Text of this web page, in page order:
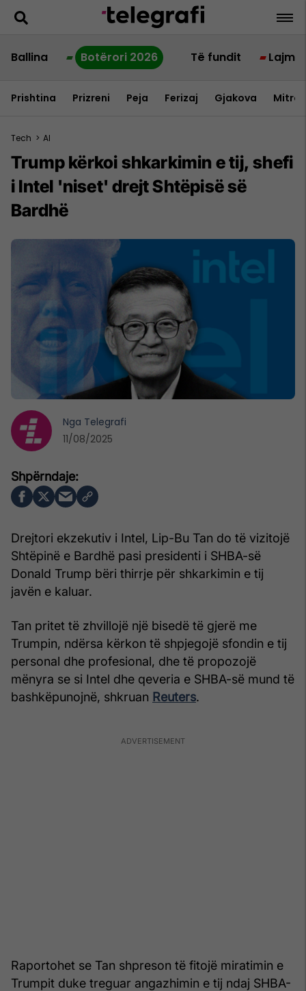
Ballina Botërori 2026 Të fundit Lajme
Prishtina Prizreni Peja Ferizaj Gjakova
Tech > AI
Trump kërkoi shkarkimin e tij, shefi
i Intel 'niset' drejt Shtëpisë së
Bardhë
Drejtori ekzekutiv i Intel, Lip-Bu Tan do të vizitojë
Shtëpinë e Bardhë pasi presidenti i SHBA-së
Donald Trump bëri thirrje për shkarkimin e tij
javën e kaluar.
Tan pritet të zhvillojë një bisedë të gjerë me
Trumpin, ndërsa kërkon të shpjegojë sfondin e tij
personal dhe profesional, dhe të propozojë
mënyra se si Intel dhe qeveria e SHBA-së mund të
bashkëpunojnë, shkruan Reuters.
Raportohet se Tan shpreson të fitojë miratimin e
Trumpit duke treguar angazhimin e tij ndaj SHBA-
Nga Telegrafi
11/08/2025